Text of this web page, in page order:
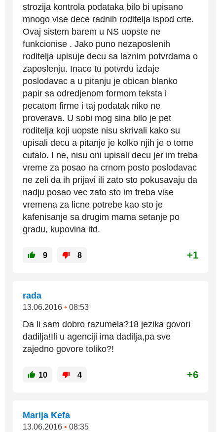
strozija kontrola podataka bilo bi upisano
mnogo vise dece radnih roditelja ispod crte.
Ovaj sistem barem u NS uopste ne
funkcionise . Jako puno nezaposlenih
roditelja upisuje decu sa laznim potvrdama o
zaposlenju. Inace tu potvrdu izdaje
poslodavac a u pitanju je obican blanko
papir sa odredjenom formom teksta i
pecatom firme i taj podatak niko ne
proverava. U sobi mog sina bilo je pet
roditelja koji uopste nisu skrivali kako su
upisali decu a pitanje je kolko njih je o tome
cutalo. I ne, nisu oni upisali decu jer im treba
vreme za posao na crnom posto poslodavac
ne zeli da ih prijavi ili zato sto pokusavaju da
nadju posao vec zato sto im treba vise
vremena za licne potrebe kao sto je
kafenisanje sa drugim mama setanje po
gradu, kupovina itd.
9 8 +1
rada
13.06.2016 • 08:53
Da li sam dobro razumela?18 jezika govori
dadilja!Ili u agenciji ima dadilja,pa sve
zajedno govore toliko?!
10 4 +6
Marija Kefa
13.06.2016 • 08:35